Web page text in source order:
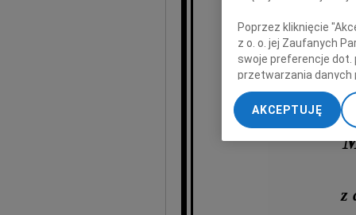
z
Poprzez kliknięcie
z o. o. jej Zaufanych
swoje preferencje dot.
przetwarzania danych
„Ustawienia
My, nasi Zaufani
dokładnych danych
Przechowywanie
AKCEPTUJĘ